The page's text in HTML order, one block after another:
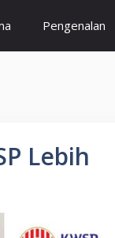
Pengenalan
Lebih